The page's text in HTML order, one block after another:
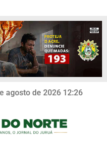
agosto de 2026 12:26